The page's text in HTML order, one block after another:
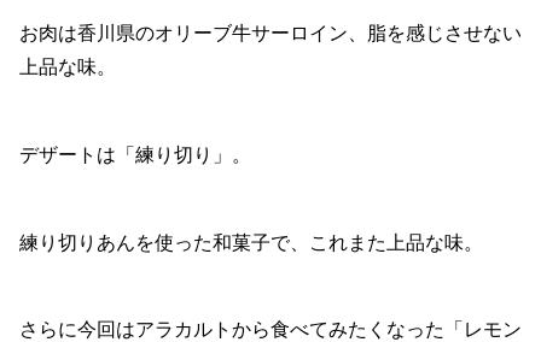
お肉は香川県のオリーブ牛サーロイン、脂を感じさせない
上品な味。
デザートは「練り切り」。
練り切りあんを使った和菓子で、これまた上品な味。
さらに今回はアラカルトから食べてみたくなった「レモン